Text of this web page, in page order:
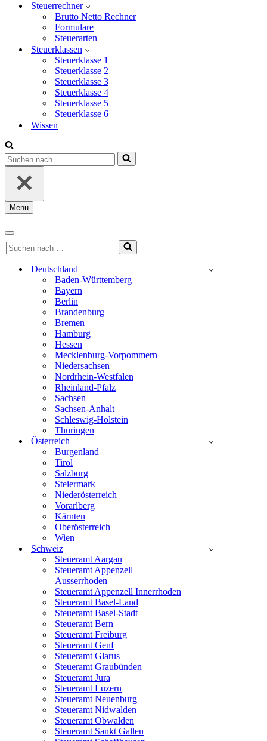
Steuerrechner
Brutto Netto Rechner
Formulare
Steuerarten
Steuerklassen
Steuerklasse 1
Steuerklasse 2
Steuerklasse 3
Steuerklasse 4
Steuerklasse 5
Steuerklasse 6
Wissen
Suchen
nach …
Menu
Navigationsmenü
Navigationsmenü
Suchen
nach …
Deutschland
Baden-Württemberg
Bayern
Berlin
Brandenburg
Bremen
Hamburg
Hessen
Mecklenburg-Vorpommern
Niedersachsen
Nordrhein-Westfalen
Rheinland-Pfalz
Sachsen
Sachsen-Anhalt
Schleswig-Holstein
Thüringen
Österreich
Burgenland
Tirol
Salzburg
Steiermark
Niederösterreich
Vorarlberg
Kärnten
Oberösterreich
Wien
Schweiz
Steueramt Aargau
Steueramt Appenzell
Ausserrhoden
Steueramt Appenzell Innerrhoden
Steueramt Basel-Land
Steueramt Basel-Stadt
Steueramt Bern
Steueramt Freiburg
Steueramt Genf
Steueramt Glarus
Steueramt Graubünden
Steueramt Jura
Steueramt Luzern
Steueramt Neuenburg
Steueramt Nidwalden
Steueramt Obwalden
Steueramt Sankt Gallen